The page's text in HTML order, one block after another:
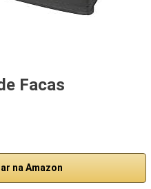
Facas
na Amazon